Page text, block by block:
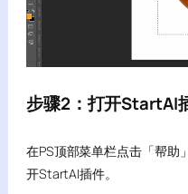
步骤2：打开StartAI
在PS顶部菜单栏点击「帮
开StartAI插件。